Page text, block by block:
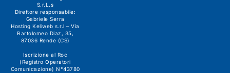
S.r.L.s
Direttore responsabile:
Gabriele Serra
Hosting Keliweb s.r.l – Via
Bartolomeo Diaz, 35,
87036 Rende (CS)
Iscrizione al Roc
(Registro Operatori
Comunicazione) N°43780